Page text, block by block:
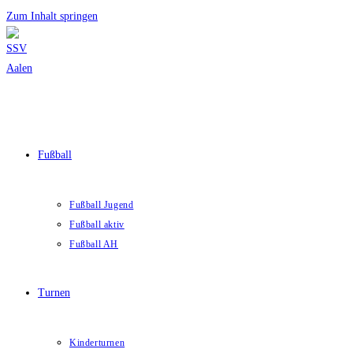
Zum Inhalt springen
Fußball
Fußball Jugend
Fußball aktiv
Fußball AH
Turnen
Kinderturnen